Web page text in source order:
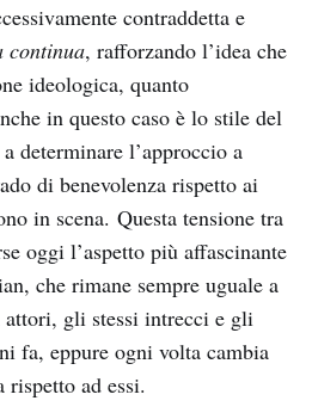
contraddetta e
continua, rafforzando l’idea che
ideologica, quanto
in questo caso è lo stile del
determinare l’approccio a
di benevolenza rispetto ai
in scena. Questa tensione tra
oggi l’aspetto più affascinante
che rimane sempre uguale a
attori, gli stessi intrecci e gli
fa, eppure ogni volta cambia
ad essi.